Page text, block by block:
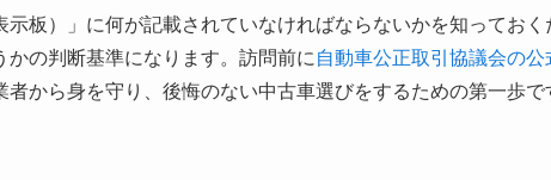
板）」に何が記載されていなければならないかを知っておく
の判断基準になります。訪問前に 自動車公正取引協議会の公
から身を守り、後悔のない中古車選びをするための第一歩で